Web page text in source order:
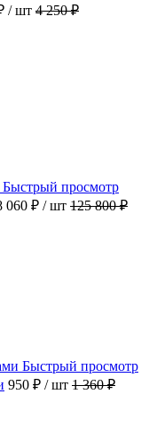
/ шт 4 250 ₽
Быстрый просмотр
060 ₽ / шт 125 800 ₽
Быстрый просмотр
950 ₽ / шт 1 360 ₽